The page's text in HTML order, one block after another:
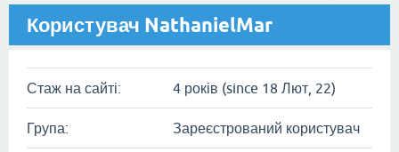
Користувач NathanielMar
Стаж на сайті: 4 років (since 18 Лют, 22)
Група: Зареєстрований користувач